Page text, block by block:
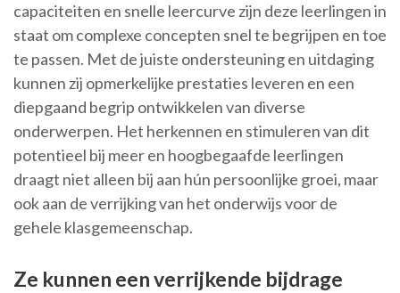
capaciteiten en snelle leercurve zijn deze leerlingen in
staat om complexe concepten snel te begrijpen en toe
te passen. Met de juiste ondersteuning en uitdaging
kunnen zij opmerkelijke prestaties leveren en een
diepgaand begrip ontwikkelen van diverse
onderwerpen. Het herkennen en stimuleren van dit
potentieel bij meer en hoogbegaafde leerlingen
draagt niet alleen bij aan hún persoonlijke groei, maar
ook aan de verrijking van het onderwijs voor de
gehele klasgemeenschap.
Ze kunnen een verrijkende bijdrage